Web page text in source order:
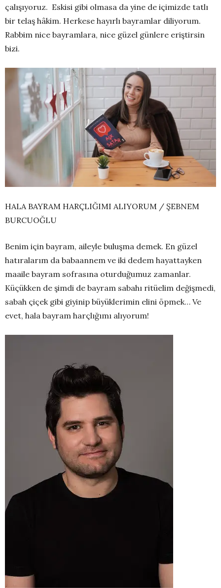
çalışıyoruz. Eskisi gibi olmasa da yine de içimizde tatlı
bir telaş hâkim. Herkese hayırlı bayramlar diliyorum.
Rabbim nice bayramlara, nice güzel günlere eriştirsin
bizi.
HALA BAYRAM HARÇLIĞIMI ALIYORUM / ŞEBNEM
BURCUOĞLU
Benim için bayram, aileyle buluşma demek. En güzel
hatıralarım da babaannem ve iki dedem hayattayken
maaile bayram sofrasına oturduğumuz zamanlar.
Küçükken de şimdi de bayram sabahı ritüelim değişmedi,
sabah çiçek gibi giyinip büyüklerimin elini öpmek… Ve
evet, hala bayram harçlığımı alıyorum!